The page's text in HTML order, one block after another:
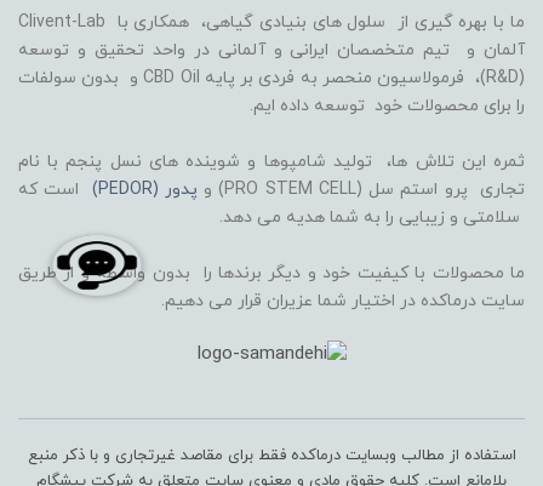
ما با بهره گیری از سلول های بنیادی گیاهی، همکاری با Clivent-Lab
آلمان و تیم متخصصان ایرانی و آلمانی در واحد تحقیق و توسعه
(R&D)، فرمولاسیون منحصر به فردی بر پایه CBD Oil و بدون سولفات
را برای محصولات خود توسعه داده ایم.
ثمره این تلاش ها، تولید شامپوها و شوینده های نسل پنجم با نام
تجاری پرو استم سل (PRO STEM CELL) و
پدور (PEDOR)
است که
سلامتی و زیبایی را به شما هدیه می دهد.
ما محصولات با کیفیت خود و دیگر برندها را بدون واسطه و از طریق
سایت درماکده در اختیار شما عزیران قرار می دهیم.
استفاده از مطالب وبسایت درماکده فقط برای مقاصد غیرتجاری و با ذکر منبع
بلامانع است. کلیه حقوق مادی و معنوی سایت متعلق به شرکت پیشگام